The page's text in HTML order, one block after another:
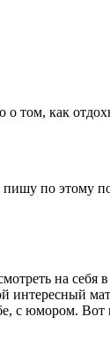
о том, как
пишу по этому
на себя
интересный
с юмором.